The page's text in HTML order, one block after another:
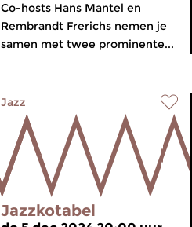
Co-hosts Hans Mantel en
Rembrandt Frerichs nemen je
samen met twee prominente...
Jazz
Jazzkotabel